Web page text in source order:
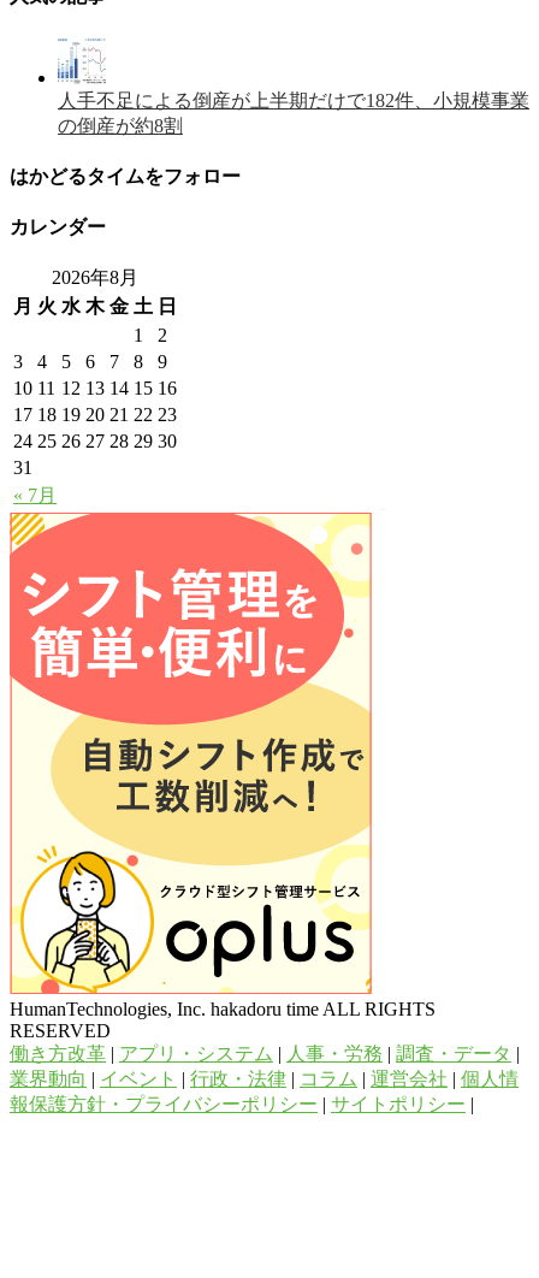
人手不足による倒産が上半期だけで182件、小規模事業
の倒産が約8割
はかどるタイムをフォロー
カレンダー
2026年8月
月 火 水 木 金 土 日
« 7月
1
2
3
4 5 6 7 8
9
10 11 12 13 14 15 16
17 18 19 20 21 22 23
24 25 26 27 28 29 30
31
HumanTechnologies, Inc. hakadoru time ALL RIGHTS
RESERVED
働き方改革 | アプリ・システム | 人事・労務 | 調査・データ |
業界動向 | イベント | 行政・法律 | コラム | 運営会社 | 個人情
報保護方針・プライバシーポリシー | サイトポリシー |